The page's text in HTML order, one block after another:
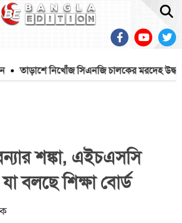
তাড়াশে নিখোঁজ সিএনজি চালকের মরদেহ উদ্ধার
শঙ্কা, এইচএসসি
বলছে শিক্ষা বোর্ড